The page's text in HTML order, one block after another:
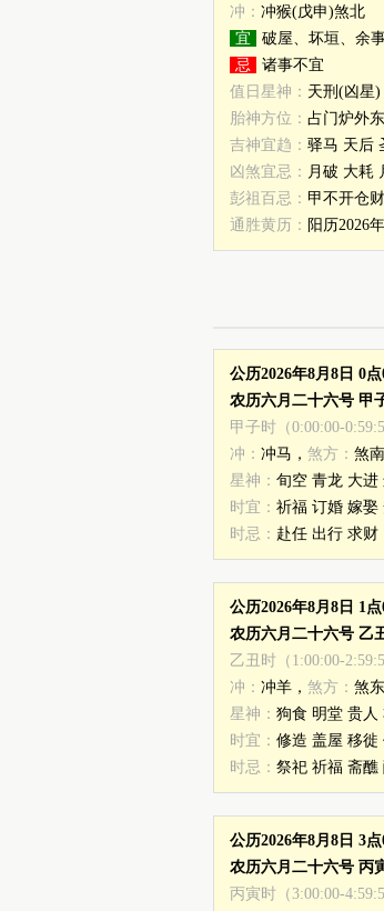
冲： 冲猴(戊申)煞北
宜
破屋、坏垣、余事
忌
诸事不宜
值日星神： 天刑(凶星)
胎神方位： 占门炉外
吉神宜趋： 驿马 天后
凶煞宜忌： 月破 大耗
彭祖百忌： 甲不开仓
通胜黄历： 阳历2026
公历2026年8月8日 0
农历六月二十六号 甲
甲子时（0:00:00-
冲： 冲马， 煞方： 煞南
星神： 旬空 青龙 大进
时宜： 祈福 订婚 嫁娶
时忌： 赴任 出行 求财
公历2026年8月8日 1
农历六月二十六号 乙
乙丑时（1:00:00-
冲： 冲羊， 煞方： 煞东
星神： 狗食 明堂 贵人
时宜： 修造 盖屋 移徙
时忌： 祭祀 祈福 斋醮
公历2026年8月8日 3
农历六月二十六号 丙
丙寅时（3:00:00-